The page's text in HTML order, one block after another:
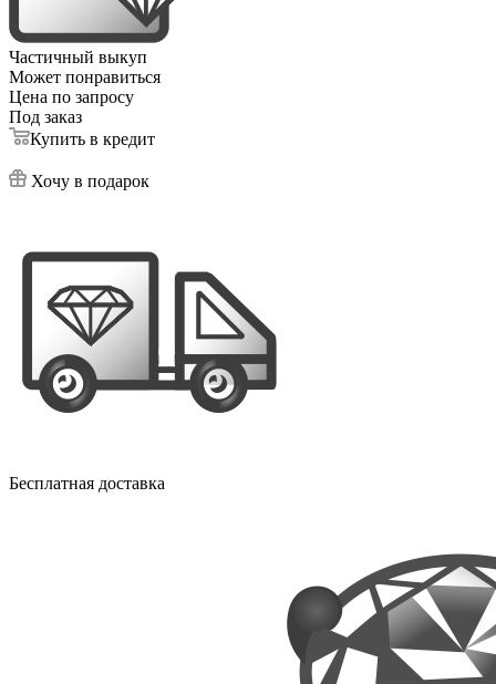
Частичный выкуп
Может понравиться
Цена по запросу
Под заказ
Купить в кредит
Хочу в подарок
Бесплатная доставка